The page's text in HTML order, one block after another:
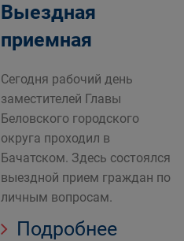
Выездная
приемная
Сегодня рабочий день
заместителей Главы
Беловского городского
округа проходил в
Бачатском. Здесь состоялся
выездной прием граждан по
личным вопросам.
Подробнее